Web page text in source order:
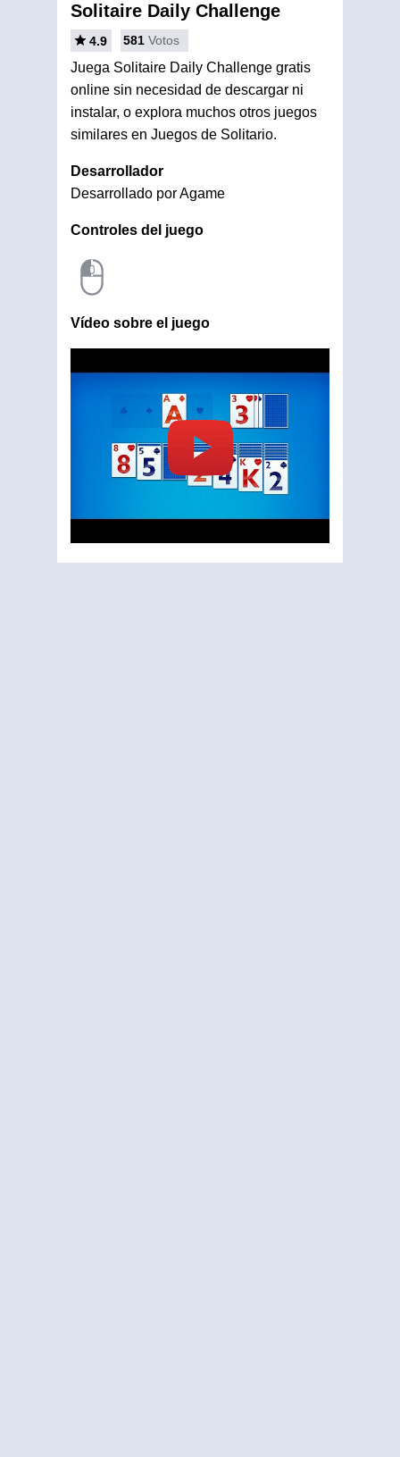
Solitaire Daily Challenge
4.9 581 Votos
Juega Solitaire Daily Challenge gratis
online sin necesidad de descargar ni
instalar, o explora muchos otros juegos
similares en Juegos de Solitario.
Desarrollador
Desarrollado por Agame
Controles del juego
Vídeo sobre el juego